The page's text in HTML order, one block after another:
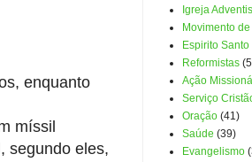
, enquanto
míssil
, segundo eles,
Igreja
Movimento
Espirito Santo
Reformistas
Ação
Serviço
Oração (41)
Saúde (39)
Evangelismo